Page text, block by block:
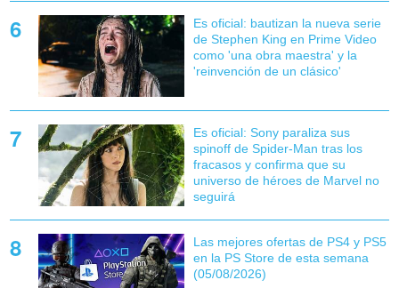
Es oficial: bautizan la nueva serie
de Stephen King en Prime Video
como 'una obra maestra' y la
'reinvención de un clásico'
Es oficial: Sony paraliza sus
spinoff de Spider-Man tras los
fracasos y confirma que su
universo de héroes de Marvel no
seguirá
Las mejores ofertas de PS4 y PS5
en la PS Store de esta semana
(05/08/2026)